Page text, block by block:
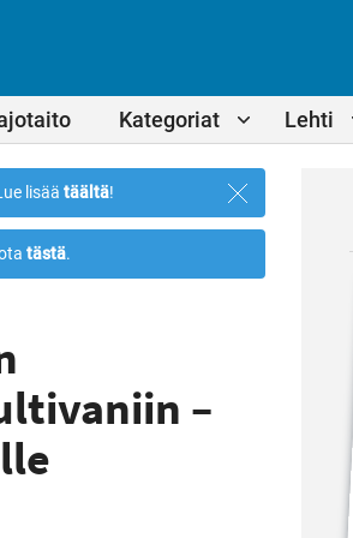
Kategoriat Lehti
lisää täältä!
Sulje
ilmoitus
tästä.
–